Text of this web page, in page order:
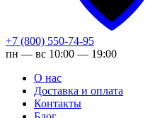
+7 (800) 550-74-95
пн — вс 10:00 — 19:00
О нас
Доставка и оплата
Контакты